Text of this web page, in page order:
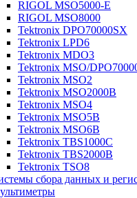
RIGOL MSO5000-E
RIGOL MSO8000
Tektronix DPO70000SX
Tektronix LPD6
Tektronix MDO3
Tektronix MSO/
Tektronix MSO2
Tektronix MSO2000B
Tektronix MSO4
Tektronix MSO5B
Tektronix MSO6B
Tektronix TBS1000C
Tektronix TBS2000B
Tektronix TSO8
сбора данных и